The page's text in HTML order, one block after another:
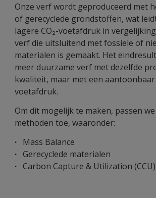
Onze verf wordt geproduceerd met
of gerecyclede grondstoffen, wat
lagere CO₂-voetafdruk in
verf die uitsluitend met fossiele of
materialen is gemaakt. Het
meer duurzame verf met dezelfde
kwaliteit, maar met een aantoonbaar
voetafdruk.
Om dit mogelijk te maken, passen
methoden toe, waaronder:
· Mass Balance
· Gerecyclede materialen
· Carbon Capture & Utilization (CCU)